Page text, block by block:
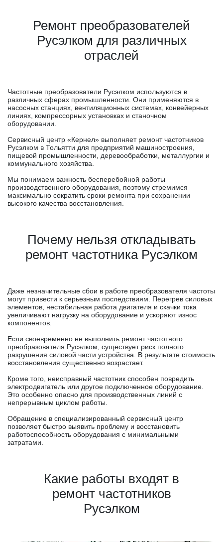
Ремонт преобразователей
Русэлком для различных
отраслей
Частотные преобразователи Русэлком используются в
различных сферах промышленности. Они применяются в
насосных станциях, вентиляционных системах, конвейерных
линиях, компрессорных установках и станочном
оборудовании.
Сервисный центр «Кернел» выполняет ремонт частотников
Русэлком в Тольятти для предприятий машиностроения,
пищевой промышленности, деревообработки, металлургии и
коммунального хозяйства.
Мы понимаем важность бесперебойной работы
производственного оборудования, поэтому стремимся
максимально сократить сроки ремонта при сохранении
высокого качества восстановления.
Почему нельзя откладывать
ремонт частотника Русэлком
Даже незначительные сбои в работе преобразователя частоты
могут привести к серьезным последствиям. Перегрев силовых
элементов, нестабильная работа двигателя и скачки тока
увеличивают нагрузку на оборудование и ускоряют износ
компонентов.
Если своевременно не выполнить ремонт частотного
преобразователя Русэлком, существует риск полного
разрушения силовой части устройства. В результате стоимость
восстановления существенно возрастает.
Кроме того, неисправный частотник способен повредить
электродвигатель или другое подключенное оборудование.
Это особенно опасно для производственных линий с
непрерывным циклом работы.
Обращение в специализированный сервисный центр
позволяет быстро выявить проблему и восстановить
работоспособность оборудования с минимальными
затратами.
Какие работы входят в
ремонт частотников
Русэлком